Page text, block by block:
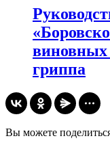
виновных
гриппа
Вы можете